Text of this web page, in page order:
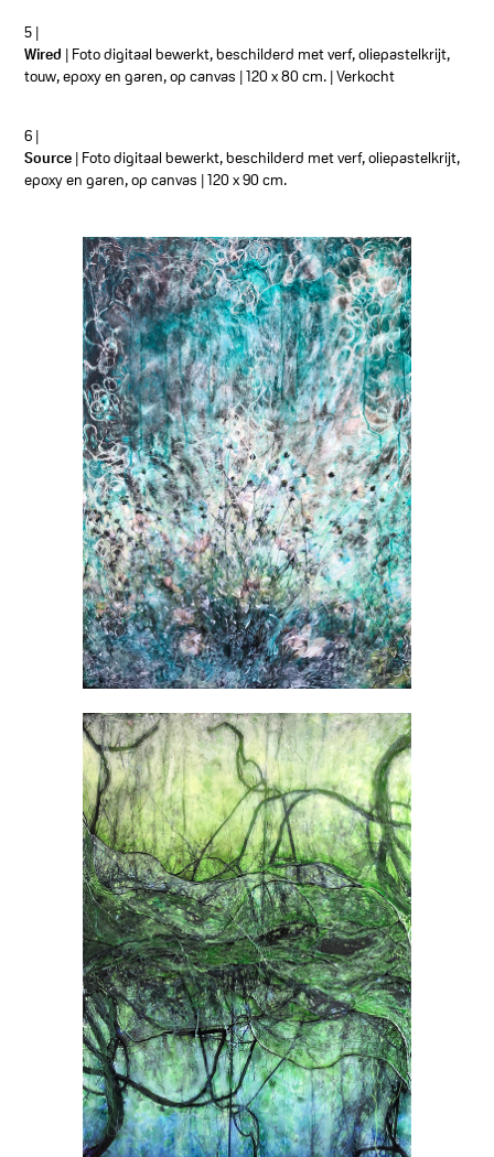
5 |
Wired | Foto digitaal bewerkt, beschilderd met verf, oliepastelkrijt,
touw, epoxy en garen, op canvas | 120 x 80 cm. | Verkocht
6 |
Source | Foto digitaal bewerkt, beschilderd met verf, oliepastelkrijt,
epoxy en garen, op canvas | 120 x 90 cm.